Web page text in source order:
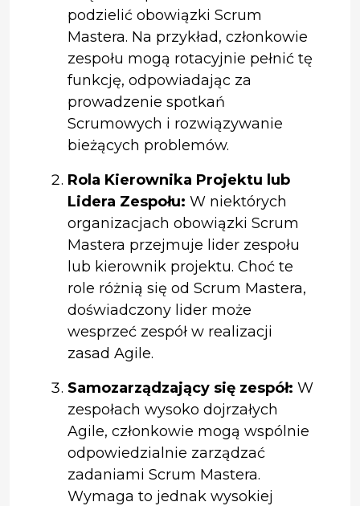
podzielić obowiązki Scrum
Mastera. Na przykład, członkowie
zespołu mogą rotacyjnie pełnić tę
funkcję, odpowiadając za
prowadzenie spotkań
Scrumowych i rozwiązywanie
bieżących problemów.
Rola Kierownika Projektu lub
Lidera Zespołu: W niektórych
organizacjach obowiązki Scrum
Mastera przejmuje lider zespołu
lub kierownik projektu. Choć te
role różnią się od Scrum Mastera,
doświadczony lider może
wesprzeć zespół w realizacji
zasad Agile.
Samozarządzający się zespół: W
zespołach wysoko dojrzałych
Agile, członkowie mogą wspólnie
odpowiedzialnie zarządzać
zadaniami Scrum Mastera.
Wymaga to jednak wysokiej